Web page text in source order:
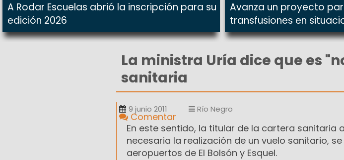
A Rodar Escuelas abrió la inscripción para su
edición 2026
Avanza un proyecto
transfusiones en
La ministra Uría dice que es
sanitaria
9 junio 2011 Río Negro
Comentar
En este sentido, la titular de la cartera sanitaria
necesaria la realización de un vuelo sanitario,
aeropuertos de El Bolsón y Esquel.